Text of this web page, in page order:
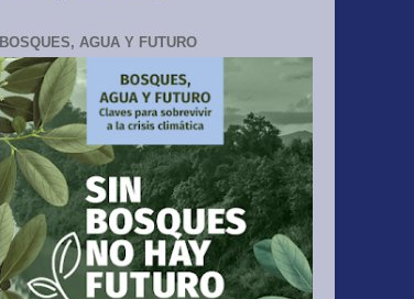
BOSQUES, AGUA Y FUTURO